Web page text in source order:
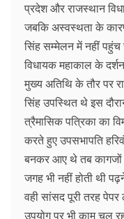
प्रदेश और राजस्थान
जबकि अस्वस्थता के
सिंह सम्मेलन में नहीं
विधायक महाकाल के
मुख्य अतिथि के तौर पर
सिंह उपस्थित थे इस
त्रैमासिक पत्रिका का
करते हुए उपसभापति
बनकर आए थे तब
जगह भी नहीं होती थी
वही सांसद पूरी तरह
उपयोग पर भी काम चल